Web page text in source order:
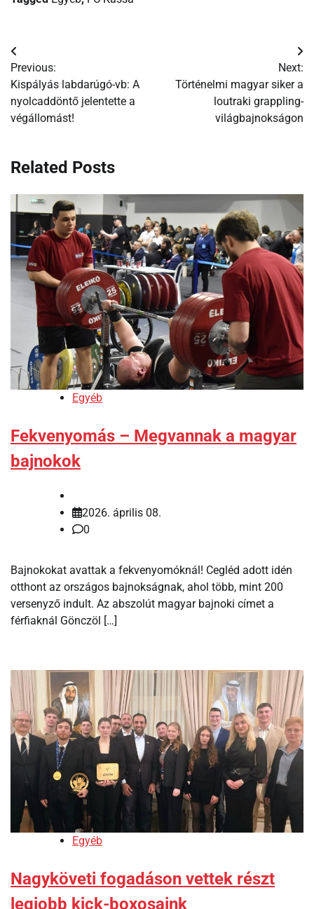
Bejegyzés
navigáció
Previous:
Kispályás labdarúgó-vb: A
nyolcaddöntő jelentette a
végállomást!
Next:
Történelmi magyar siker a
loutraki grappling-
világbajnokságon
Related Posts
Egyéb
Fekvenyomás – Megvannak a magyar
bajnokok
2026. április 08.
0
Bajnokokat avattak a fekvenyomóknál! Cegléd adott idén
otthont az országos bajnokságnak, ahol több, mint 200
versenyző indult. Az abszolút magyar bajnoki címet a
férfiaknál Gönczöl […]
Egyéb
Nagyköveti fogadáson vettek részt
legjobb kick-boxosaink